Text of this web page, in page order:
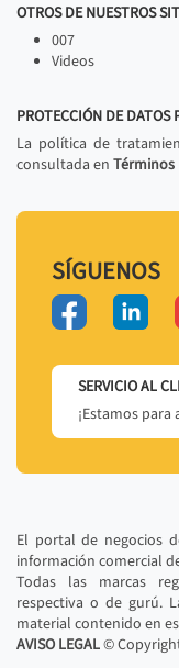
OTROS DE NUESTROS
007
Videos
PROTECCIÓN DE DATOS
La política de
consultada en Términos
SÍGUENOS
SERVICIO AL
¡Estamos
El portal de negocios
información comercial
Todas las marcas
respectiva o de gurú.
material contenido en
AVISO LEGAL©